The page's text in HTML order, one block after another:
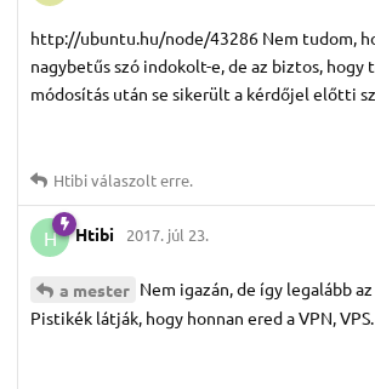
http://ubuntu.hu/node/43286 Nem tudom,
nagybetűs szó indokolt-e, de az biztos, hogy
módosítás után se sikerült a kérdőjel előtti
Htibiválaszolt erre.
H Htibi 2017. júl 23.
a mester Nem igazán, de így legalább
Pistikék látják, hogy honnan ered a VPN,